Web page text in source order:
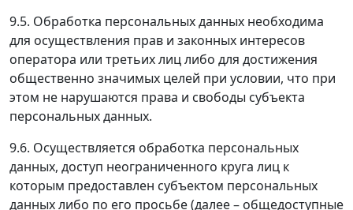
9.5. Обработка персональных данных необходима
для осуществления прав и законных интересов
оператора или третьих лиц либо для достижения
общественно значимых целей при условии, что при
этом не нарушаются права и свободы субъекта
персональных данных.
9.6. Осуществляется обработка персональных
данных, доступ неограниченного круга лиц к
которым предоставлен субъектом персональных
данных либо по его просьбе (далее – общедоступные